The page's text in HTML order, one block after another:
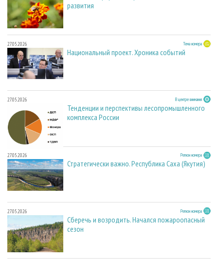
развития
27.05.2026 Тема номера
Национальный проект. Хроника событий
27.05.2026 В центре внимания
Тенденции и перспективы лесопромышленного
комплекса России
27.05.2026 Регион номера
Стратегически важно. Республика Саха (Якутия)
27.05.2026 Регион номера
Сберечь и возродить. Начался пожароопасный
сезон